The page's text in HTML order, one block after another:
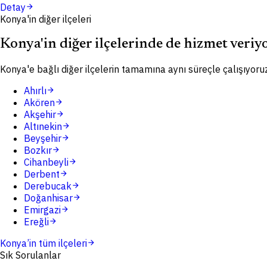
Detayarrow_forward
Konya'in diğer ilçeleri
Konya'in diğer ilçelerinde de hizmet
Konya'e bağlı diğer ilçelerin tamamına aynı süreçle
Ahırlıarrow_forward
Akörenarrow_forward
Akşehirarrow_forward
Altınekinarrow_forward
Beyşehirarrow_forward
Bozkırarrow_forward
Cihanbeyliarrow_forward
Derbentarrow_forward
Derebucakarrow_forward
Doğanhisararrow_forward
Emirgaziarrow_forward
Ereğliarrow_forward
Konya’in tüm ilçeleriarrow_forward
Sık Sorulanlar